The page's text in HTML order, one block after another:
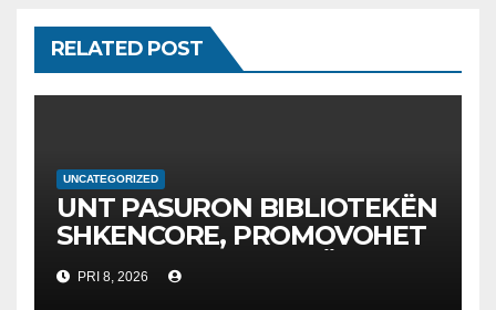
RELATED POST
UNCATEGORIZED
UNT PASURON BIBLIOTEKËN
SHKENCORE, PROMOVOHET
LIBRI SHKENCAT E TË
DHËNAVE, NGA PROF. DR.
PRI 8, 2026